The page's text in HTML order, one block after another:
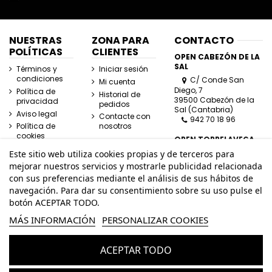
NUESTRAS
POLÍTICAS
Términos y
condiciones
Política de
privacidad
Aviso legal
Política de
cookies
ZONA PARA
CLIENTES
Iniciar sesión
Mi cuenta
Historial de
pedidos
Contacte con
nosotros
CONTACTO
OPEN CABEZÓN DE LA
SAL
C/ Conde San
Diego, 7
39500 Cabezón de la
Sal (Cantabria)
942 70 18 96
OPEN TORRELAVEGA
C/ José Posada
Herrera, Esquina
Lasaga Larreta
39300 Torrelavega
(Cantabria)
Este sitio web utiliza cookies propias y de terceros para
mejorar nuestros servicios y mostrarle publicidad relacionada
con sus preferencias mediante el análisis de sus hábitos de
navegación. Para dar su consentimiento sobre su uso pulse el
botón ACEPTAR TODO.
MÁS INFORMACIÓN PERSONALIZAR COOKIES
ACEPTAR TODO
© Todos los derechos reservados - Powered bybytefactory